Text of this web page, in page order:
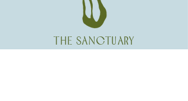
THE SANCTUARY